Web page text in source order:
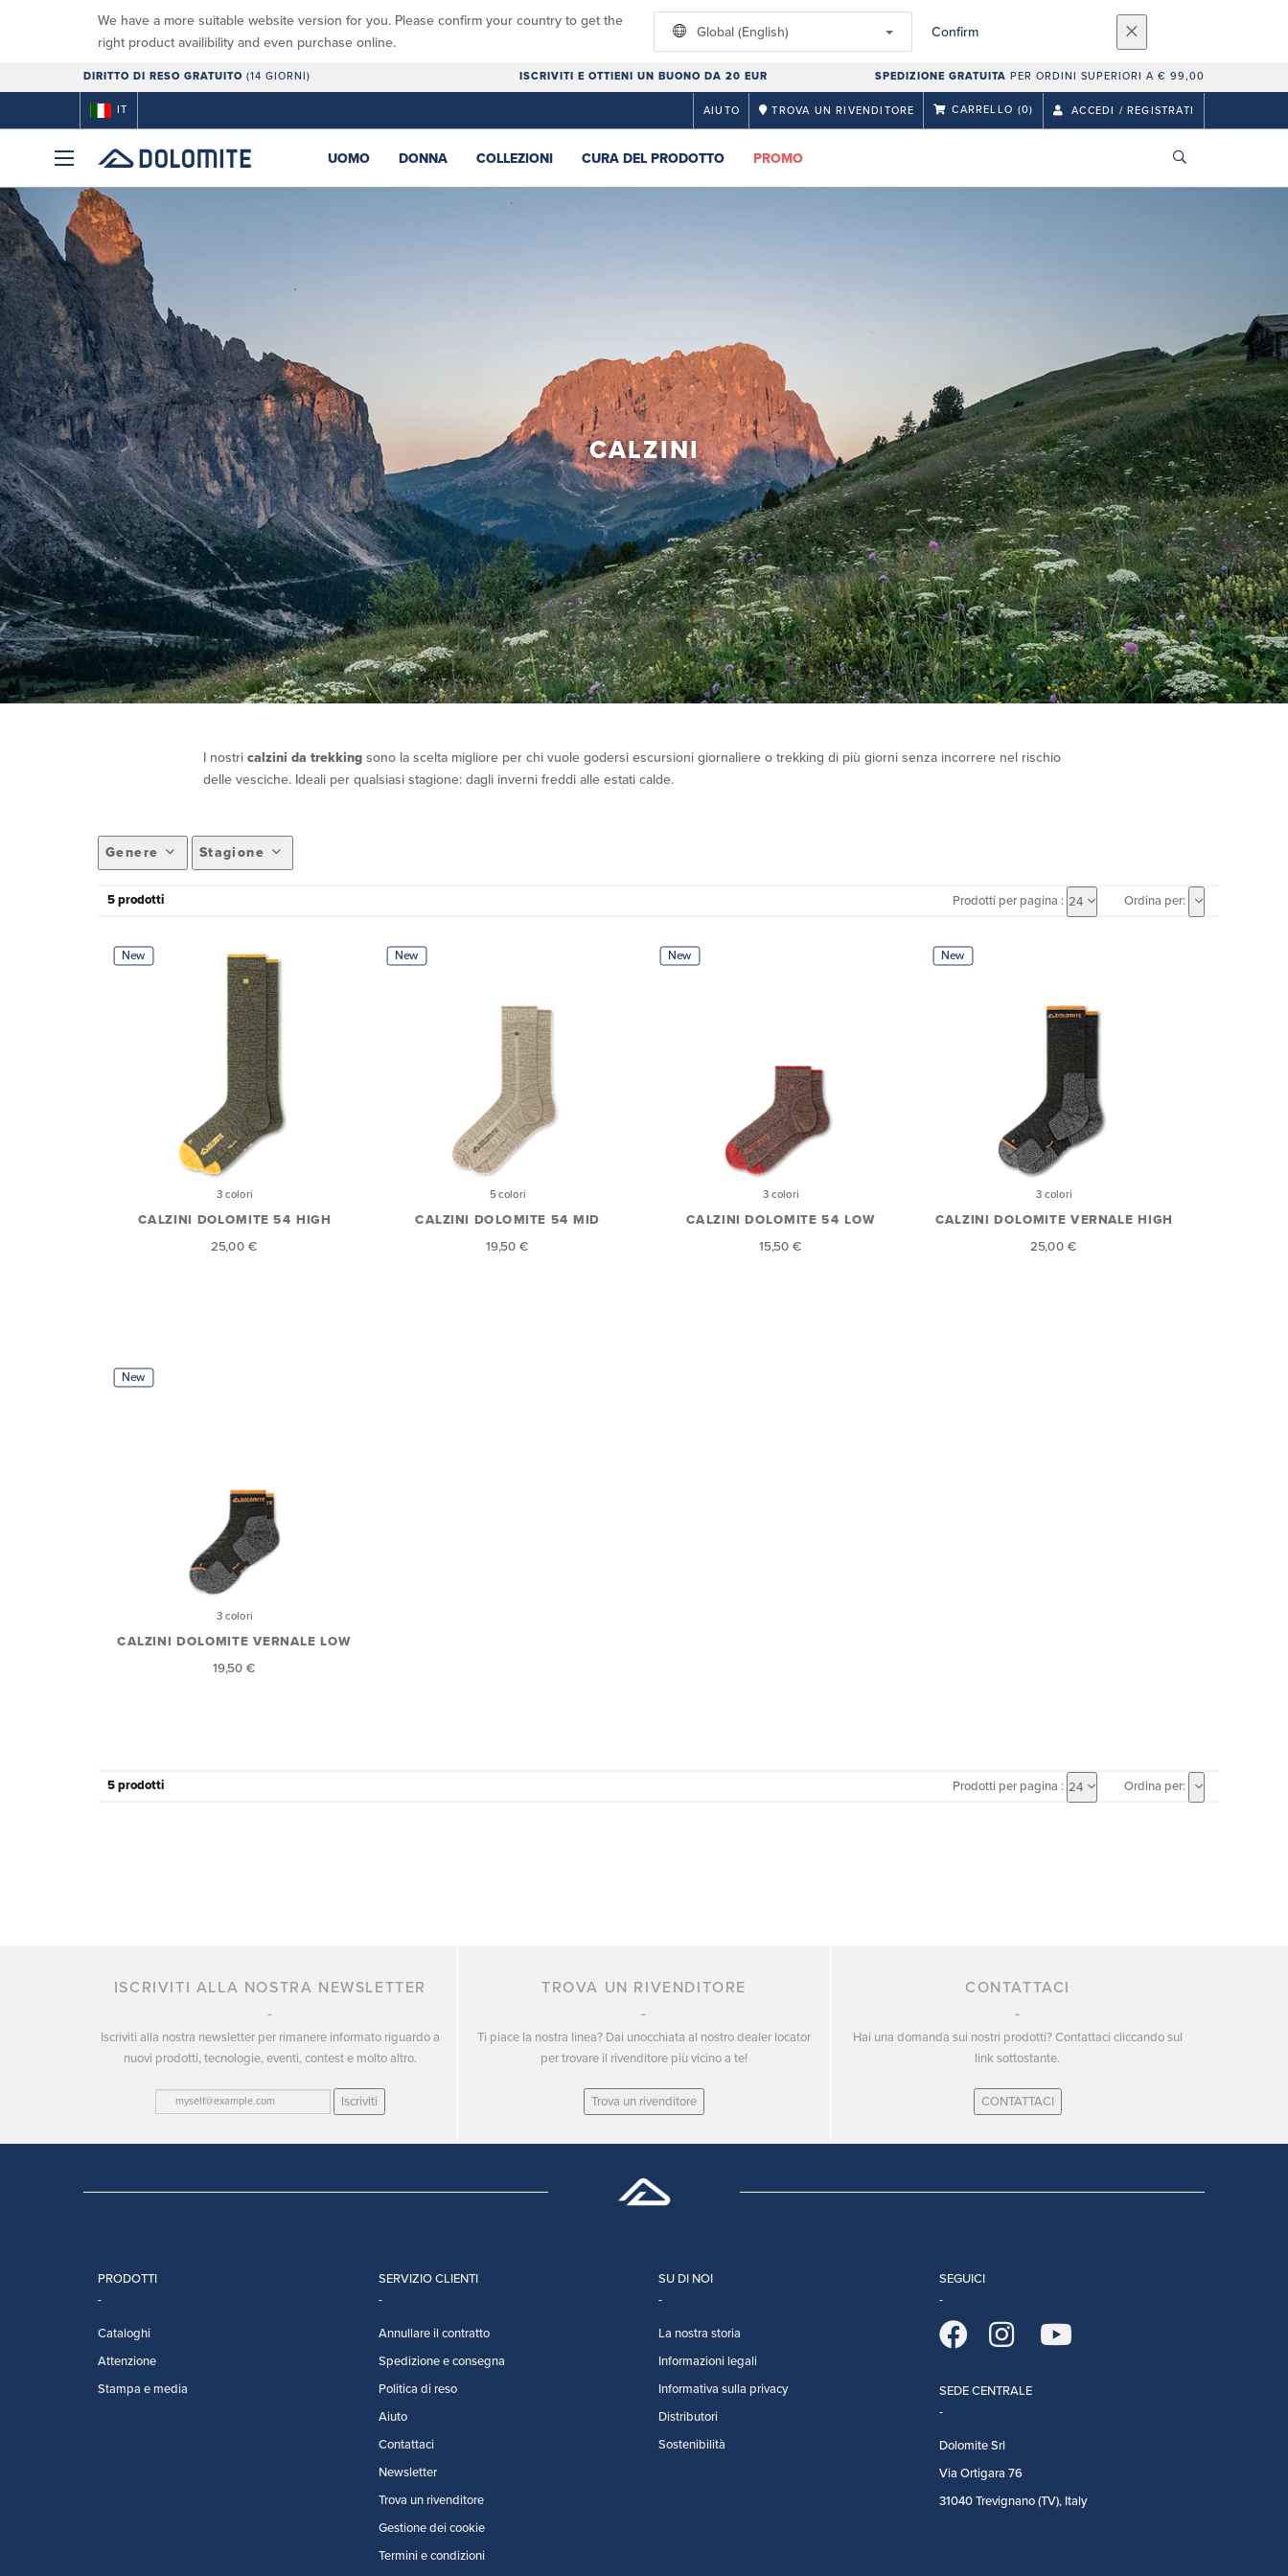
We have a more suitable website version for you. Please confirm your country to get the
right product availibility and even purchase online.
Global (English) Confirm
DIRITTO DI RESO GRATUITO (14 GIORNI) ISCRIVITI E OTTIENI UN BUONO DA 20 EUR SPEDIZIONE GRATUITA PER ORDINI SUPERIORI A € 99,00
IT AIUTO TROVA UN RIVENDITORE CARRELLO (0) ACCEDI / REGISTRATI
UOMO DONNA COLLEZIONI CURA DEL PRODOTTO PROMO
CALZINI
I nostri calzini da trekkingsono la scelta migliore per chi vuole godersi escursioni giornaliere o trekking di più giorni senza incorrere nel rischio
delle vesciche. Ideali per qualsiasi stagione: dagli inverni freddi alle estati calde.
Genere Stagione
5 prodotti Prodotti per pagina : 24 Ordina per:
New
3 colori
CALZINI DOLOMITE 54 HIGH
25,00 €
New
5 colori
CALZINI DOLOMITE 54 MID
19,50 €
New
3 colori
CALZINI DOLOMITE 54 LOW
15,50 €
New
3 colori
CALZINI DOLOMITE VERNALE HIGH
25,00 €
New
3 colori
CALZINI DOLOMITE VERNALE LOW
19,50 €
5 prodotti Prodotti per pagina : 24 Ordina per:
ISCRIVITI ALLA NOSTRA NEWSLETTER
Iscriviti alla nostra newsletter per rimanere informato riguardo a
nuovi prodotti, tecnologie, eventi, contest e molto altro.
Iscriviti
TROVA UN RIVENDITORE
Ti piace la nostra linea? Dai unocchiata al nostro dealer locator
per trovare il rivenditore più vicino a te!
Trova un rivenditore
CONTATTACI
Hai una domanda sui nostri prodotti? Contattaci cliccando sul
link sottostante.
CONTATTACI
PRODOTTI
Cataloghi
Attenzione
Stampa e media
SERVIZIO CLIENTI
Annullare il contratto
Spedizione e consegna
Politica di reso
Aiuto
Contattaci
Newsletter
Trova un rivenditore
Gestione dei cookie
Termini e condizioni
SU DI NOI
La nostra storia
Informazioni legali
Informativa sulla privacy
Distributori
Sostenibilità
SEGUICI
SEDE CENTRALE
Dolomite Srl
Via Ortigara 76
31040 Trevignano (TV), Italy